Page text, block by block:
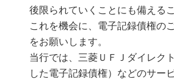
後限られていくことにも備える
これを機会に、電子記録債権の
をお願いします。
当行では、三菱ＵＦＪダイレク
した電子記録債権）などのサー